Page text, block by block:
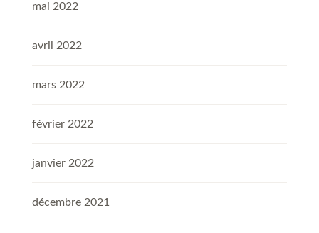
mai 2022
avril 2022
mars 2022
février 2022
janvier 2022
décembre 2021